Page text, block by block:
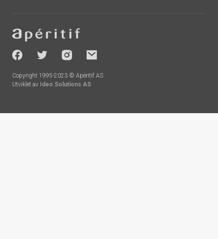
-
socials
Copyright 1995-2023 © Apéritif AS
Utviklet av Ideo Solutions AS